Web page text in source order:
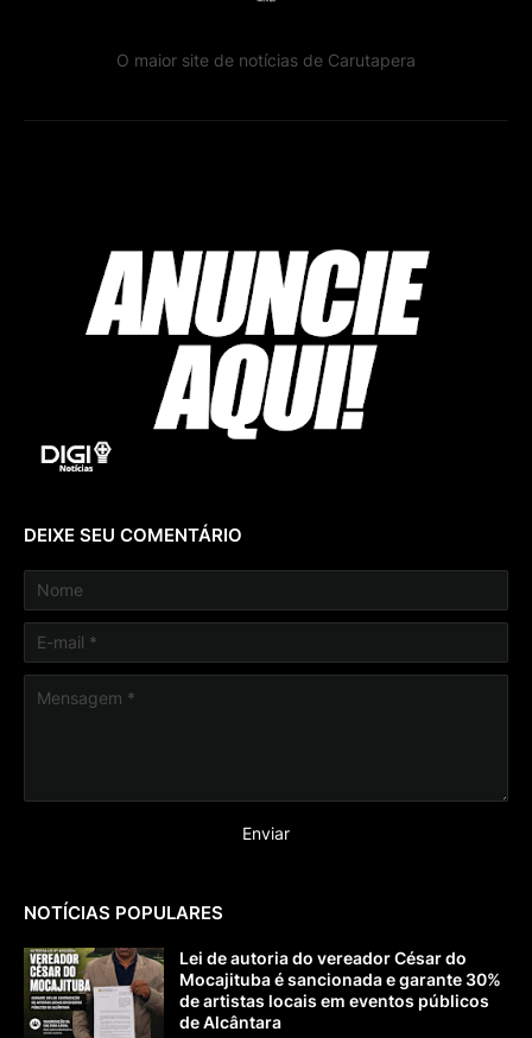
O maior site de notícias de Carutapera
DEIXE SEU COMENTÁRIO
NOTÍCIAS POPULARES
Lei de autoria do vereador César do
Mocajituba é sancionada e garante 30%
de artistas locais em eventos públicos
de Alcântara